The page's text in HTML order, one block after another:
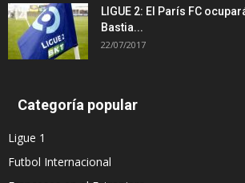
LIGUE 2: El París FC
Bastia...
22/07/2017
Categoría popular
Ligue 1
Futbol Internacional